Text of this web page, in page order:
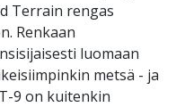
Terrain rengas
Renkaan
luomaan
metsä - ja
9 on kuitenkin